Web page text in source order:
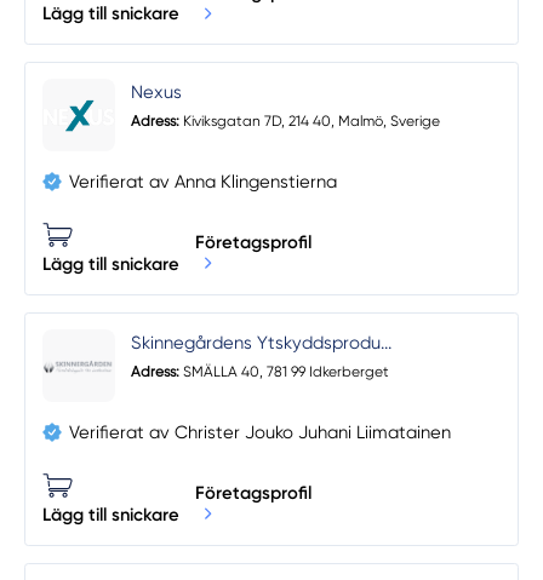
Lägg till snickare
Nexus
Adress: Kiviksgatan 7D, 214 40, Malmö, Sverige
Verifierat av Anna Klingenstierna
Lägg till snickare
Företagsprofil
Skinnegårdens Ytskyddsprodu...
Adress: SMÄLLA 40, 781 99 Idkerberget
Verifierat av Christer Jouko Juhani Liimatainen
Lägg till snickare
Företagsprofil